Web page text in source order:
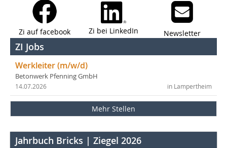
Zi auf facebook Zi bei LinkedIn Newsletter
ZI Jobs
Werkleiter (m/w/d)
Betonwerk Pfenning GmbH
in Lampertheim
14.07.2026
Mehr Stellen
Jahrbuch Bricks | Ziegel 2026